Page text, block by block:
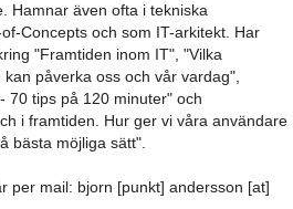
Hamnar även ofta i tekniska
Concepts och som IT-arkitekt. Har
"Framtiden inom IT", "Vilka
påverka oss och vår vardag",
70 tips på 120 minuter" och
i framtiden. Hur ger vi våra användare
bästa möjliga sätt".
per mail: bjorn [punkt] andersson [at]